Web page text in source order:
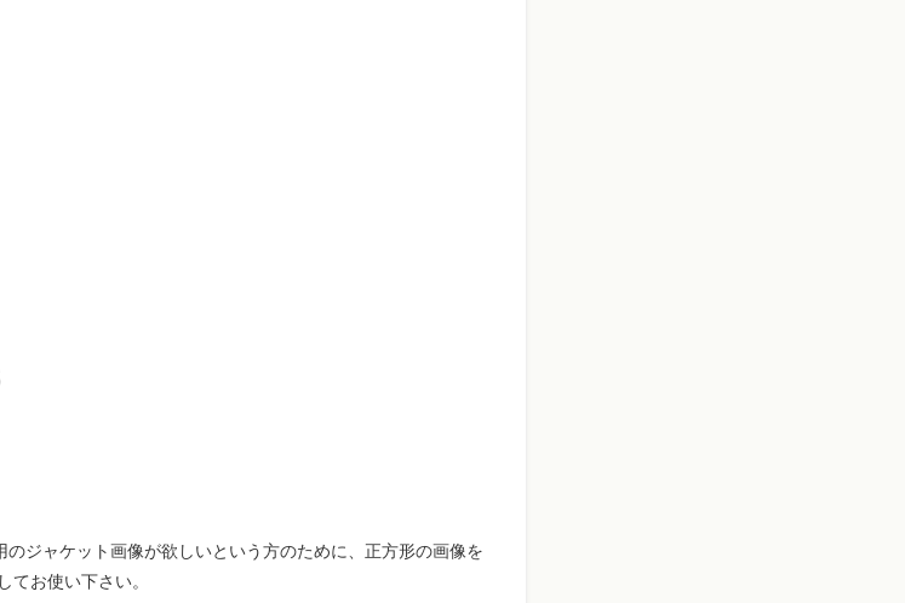
のジャケット画像が欲しいという方のために、正方形の画像を
てお使い下さい。